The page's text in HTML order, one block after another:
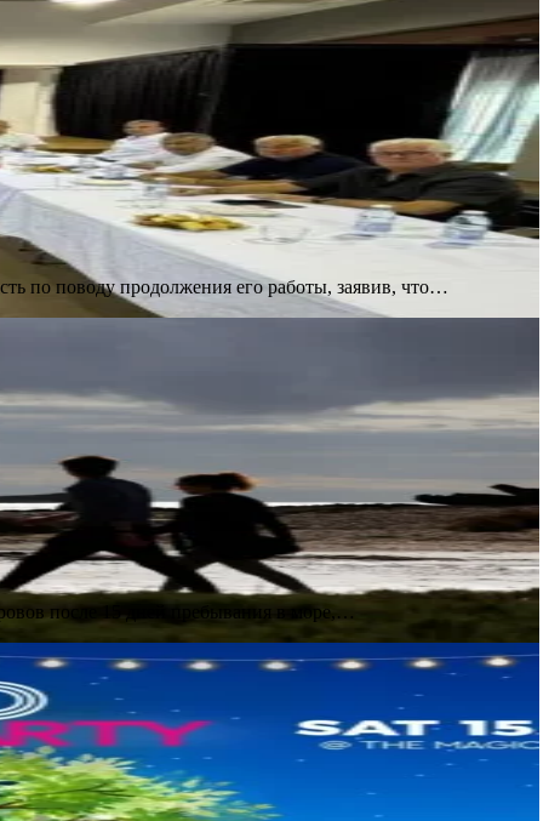
по поводу продолжения его работы, заявив, что…
после 15 дней пребывания в море,…